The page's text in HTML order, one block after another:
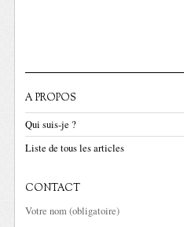
A PROPOS
Qui suis-je ?
Liste de tous les articles
CONTACT
Votre nom (obligatoire)